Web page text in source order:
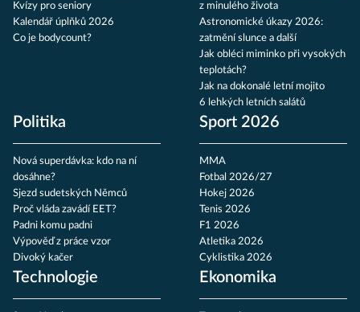
Kvízy pro seniory
Kalendář úplňků 2026
Co je bodycount?
z minulého života
Astronomické úkazy 2026:
zatmění slunce a další
Jak obléci miminko při vysokých
teplotách?
Jak na dokonalé letní mojito
6 lehkých letních salátů
Politika
Nová superdávka: kdo na ní
dosáhne?
Sjezd sudetských Němců
Proč vláda zavádí EET?
Padni komu padni
Výpověď z práce vzor
Divoký kačer
Sport 2026
MMA
Fotbal 2026/27
Hokej 2026
Tenis 2026
F1 2026
Atletika 2026
Cyklistika 2026
Technologie Ekonomika